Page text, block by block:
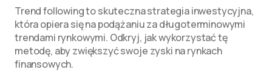
Trend following to skuteczna strategia inwestycyjna,
która opiera się na podążaniu za długoterminowymi
trendami rynkowymi. Odkryj, jak wykorzystać tę
metodę, aby zwiększyć swoje zyski na rynkach
finansowych.